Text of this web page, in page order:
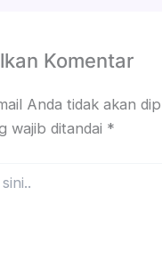
Komentar
Anda tidak akan
wajib ditandai *